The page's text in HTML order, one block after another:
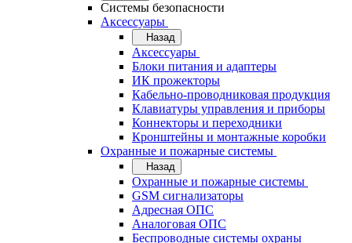
Системы безопасности
Аксессуары
Назад
Аксессуары
Блоки питания и адаптеры
ИК прожекторы
Кабельно-проводниковая продукция
Клавиатуры управления и приборы
Коннекторы и переходники
Кронштейны и монтажные коробки
Охранные и пожарные системы
Назад
Охранные и пожарные системы
GSM сигнализаторы
Адресная ОПС
Аналоговая ОПС
Беспроводные системы охраны